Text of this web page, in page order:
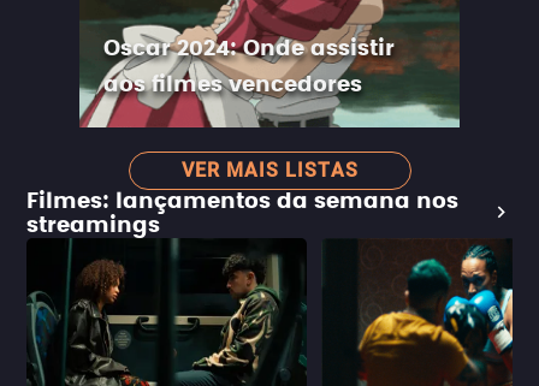
Oscar 2024: Onde assistir
aos filmes vencedores
VER MAIS LISTAS
Filmes: lançamentos da semana nos
streamings